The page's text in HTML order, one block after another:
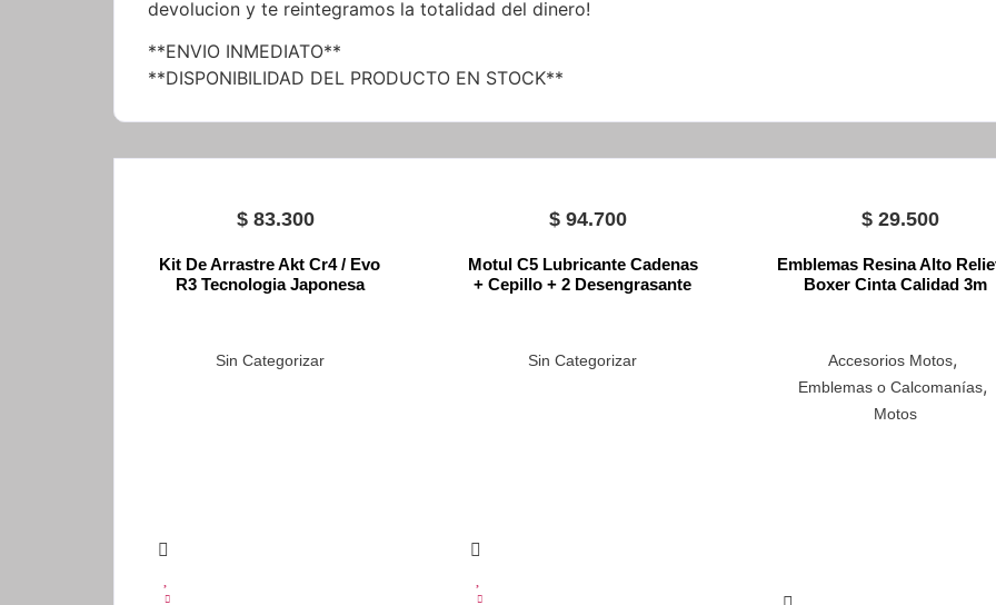
devolucion y te reintegramos la totalidad del dinero!
**ENVIO INMEDIATO**
**DISPONIBILIDAD DEL PRODUCTO EN STOCK**
$83.300
Kit De Arrastre Akt Cr4 / Evo
R3 Tecnologia Japonesa
Sin Categorizar
$ 94.700
Motul C5 Lubricante Cadenas
+ Cepillo + 2 Desengrasante
Sin Categorizar
$ 29.500
Emblemas Resina Alto
Boxer Cinta Calidad 3m
Accesorios Motos,
Emblemas o Calcomanías,
Motos